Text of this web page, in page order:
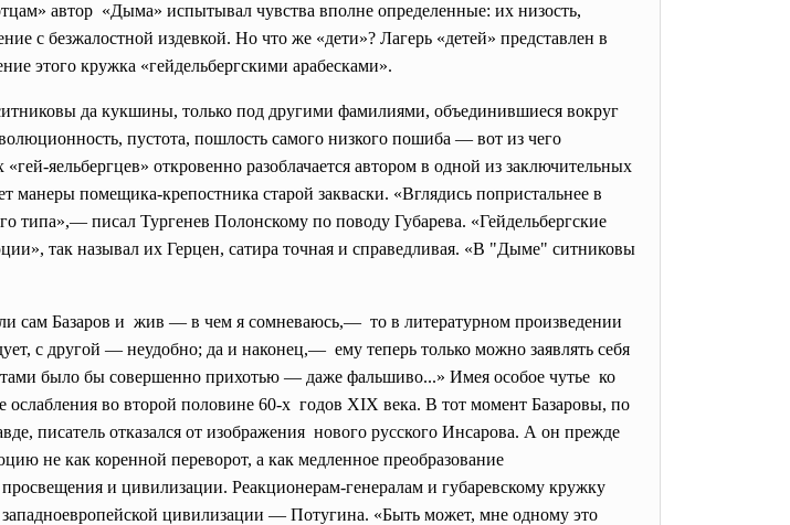
автор «Дыма» испытывал чувства вполне определенные: их низость,
с безжалостной издевкой. Но что же «дети»? Лагерь «детей» представлен в
этого кружка «гейдельбергскими арабесками».
да кукшины, только под другими фамилиями, объединившиеся вокруг
пустота, пошлость самого низкого пошиба — вот из чего
яельбергцев» откровенно разоблачается автором в одной из заключительных
помещика-крепостника старой закваски. «Вглядись попристальнее в
писал Тургенев Полонскому по поводу Губарева. «Гейдельбергские
так называл их Герцен, сатира точная и справедливая. «В "Дыме" ситниковы
сам Базаров и жив — в чем я сомневаюсь,— то в литературном произведении
с другой — неудобно; да и наконец,— ему теперь только можно заявлять себя
было бы совершенно прихотью — даже фальшиво...» Имея особое чутье ко
во второй половине 60-х годов XIX века. В тот момент Базаровы, по
писатель отказался от изображения нового русского Инсарова. А он прежде
не как коренной переворот, а как медленное преобразование
и цивилизации. Реакционерам-генералам и губаревскому кружку
цивилизации — Потугина. «Быть может, мне одному это